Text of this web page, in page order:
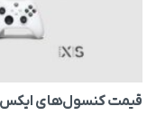
قیمت کنسول‌های ایکس‌باکس در اروپا